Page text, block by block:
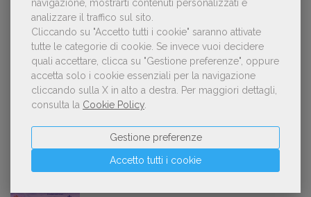
navigazione, mostrarti contenuti personalizzati e
analizzare il traffico sul sito.
Cliccando su "Accetto tutti i cookie" saranno attivate
tutte le categorie di cookie. Se invece vuoi decidere
quali accettare, clicca su "Gestione preferenze", oppure
accetta solo i cookie essenziali per la navigazione
cliccando sulla X in alto a destra.
Per maggiori dettagli,
consulta la Cookie Policy
Accetto tutti i cookie
Gestione preferenze
Kobo ha rifiutato il 45% dei testi ricevuti per
sospetto utilizzo dell’IA
Il Premio Inge Feltrinelli apre le
candidature per la quinta edizione,